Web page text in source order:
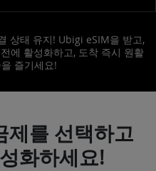
상태 유지! Ubigi eSIM을 받고,
에 활성화하고, 도착 즉시 원활
즐기세요!
제를 선택하고
화하세요!